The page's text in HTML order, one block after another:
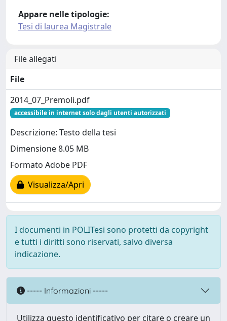
Appare nelle tipologie:
Tesi di laurea Magistrale
File allegati
File
2014_07_Premoli.pdf
accessibile in internet solo dagli utenti autorizzati
Descrizione: Testo della tesi
Dimensione 8.05 MB
Formato Adobe PDF
Visualizza/Apri
I documenti in POLITesi sono protetti da copyright
e tutti i diritti sono riservati, salvo diversa
indicazione.
----- Informazioni -----
Utilizza questo identificativo per citare o creare un